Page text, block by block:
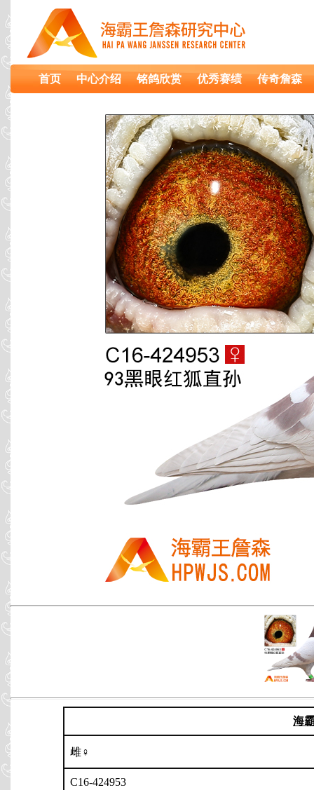
首页 中心介绍 铭鸽欣赏 优秀赛绩 传奇詹森
海
雌♀
C16-424953